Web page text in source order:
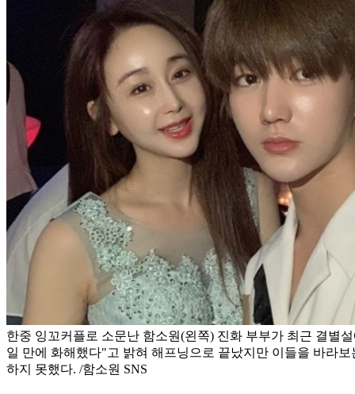
한중 잉꼬커플로 소문난 함소원(왼쪽) 진화 부부가 최근 결별
일 만에 화해했다"고 밝혀 해프닝으로 끝났지만 이들을 바라
하지 못했다. /함소원 SNS